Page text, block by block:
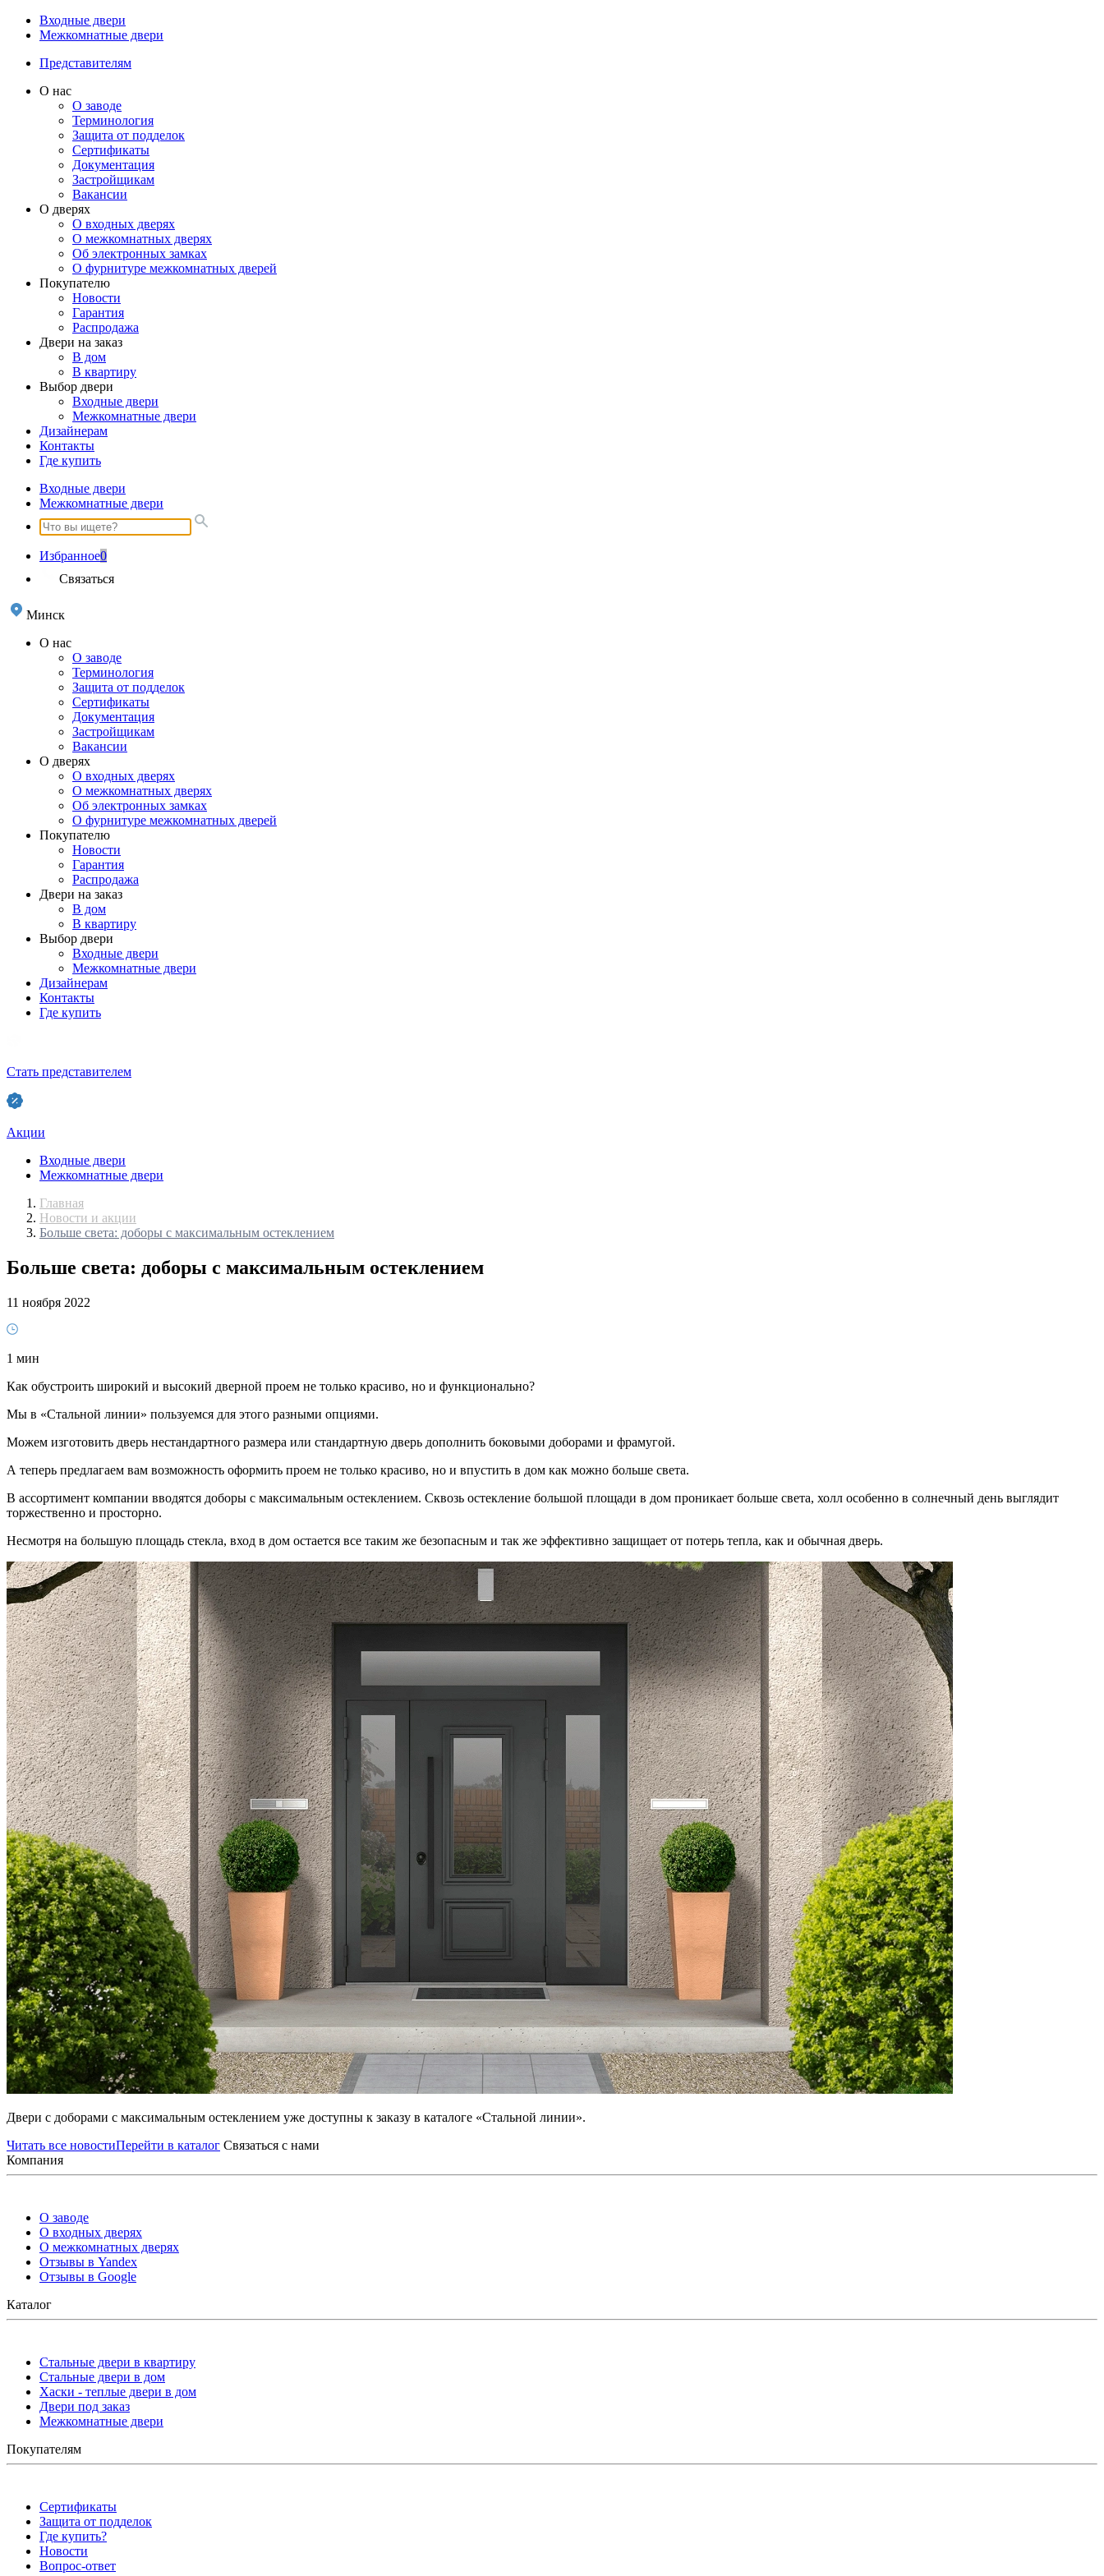
Входные двери
Межкомнатные двери
Представителям
О нас
О заводе
Терминология
Защита от подделок
Сертификаты
Документация
Застройщикам
Вакансии
О дверях
О входных дверях
О межкомнатных дверях
Об электронных замках
О фурнитуре межкомнатных дверей
Покупателю
Новости
Гарантия
Распродажа
Двери на заказ
В дом
В квартиру
Выбор двери
Входные двери
Межкомнатные двери
Дизайнерам
Контакты
Где купить
Входные двери
Межкомнатные двери
Избранное0
Связаться
Минск
О нас
О заводе
Терминология
Защита от подделок
Сертификаты
Документация
Застройщикам
Вакансии
О дверях
О входных дверях
О межкомнатных дверях
Об электронных замках
О фурнитуре межкомнатных дверей
Покупателю
Новости
Гарантия
Распродажа
Двери на заказ
В дом
В квартиру
Выбор двери
Входные двери
Межкомнатные двери
Дизайнерам
Контакты
Где купить
Стать представителем
Акции
Входные двери
Межкомнатные двери
Главная
Новости и акции
Больше света: доборы с максимальным остеклением
Больше света: доборы с максимальным остеклением
11 ноября 2022
1 мин
Как обустроить широкий и высокий дверной проем не только красиво, но и функционально?
Мы в «Стальной линии» пользуемся для этого разными опциями.
Можем изготовить дверь нестандартного размера или стандартную дверь дополнить боковыми доборами и фрамугой.
А теперь предлагаем вам возможность оформить проем не только красиво, но и впустить в дом как можно больше света.
В ассортимент компании вводятся доборы с максимальным остеклением. Сквозь остекление большой площади в дом проникает больше света, холл особенно в солнечный день выглядит
торжественно и просторно.
Несмотря на большую площадь стекла, вход в дом остается все таким же безопасным и так же эффективно защищает от потерь тепла, как и обычная дверь.
Двери с доборами с максимальным остеклением уже доступны к заказу в каталоге «Стальной линии».
Читать все новостиПерейти в каталог Связаться с нами
Компания
О заводе
О входных дверях
О межкомнатных дверях
Отзывы в Yandex
Отзывы в Google
Каталог
Стальные двери в квартиру
Стальные двери в дом
Хаски - теплые двери в дом
Двери под заказ
Межкомнатные двери
Покупателям
Сертификаты
Защита от подделок
Где купить?
Новости
Вопрос-ответ